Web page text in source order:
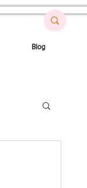
Blog